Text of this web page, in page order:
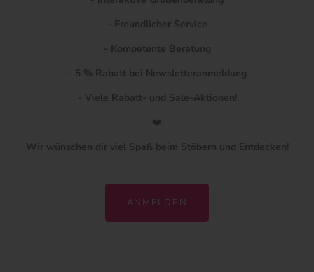
- Freundlicher Service
- Kompetente Beratung
- 5 % Rabatt bei Newsletteranmeldung
- Viele Rabatt- und Sale-Aktionen!
❤️
Wir wünschen dir viel Spaß beim Stöbern und Entdecken!
ANMELDEN